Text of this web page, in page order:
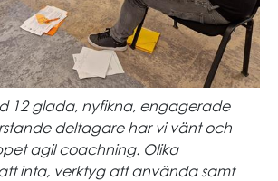
12 glada, nyfikna, engagerade
deltagare har vi vänt och
agil coachning. Olika
inta, verktyg att använda samt